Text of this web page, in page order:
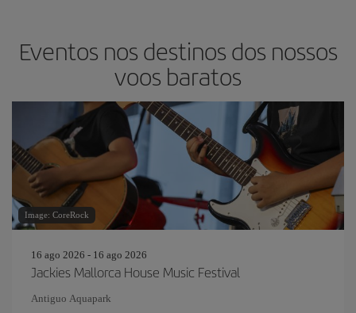
Eventos nos destinos dos nossos
voos baratos
Image: CoreRock
16 ago 2026 - 16 ago 2026
Jackies Mallorca House Music Festival
Antiguo Aquapark